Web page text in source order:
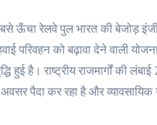
ऊँचा रेलवे पुल भारत की बेजोड़
परिवहन को बढ़ावा देने वाली
है। राष्ट्रीय राजमार्गों की
पैदा कर रहा है और व्यावसायिक